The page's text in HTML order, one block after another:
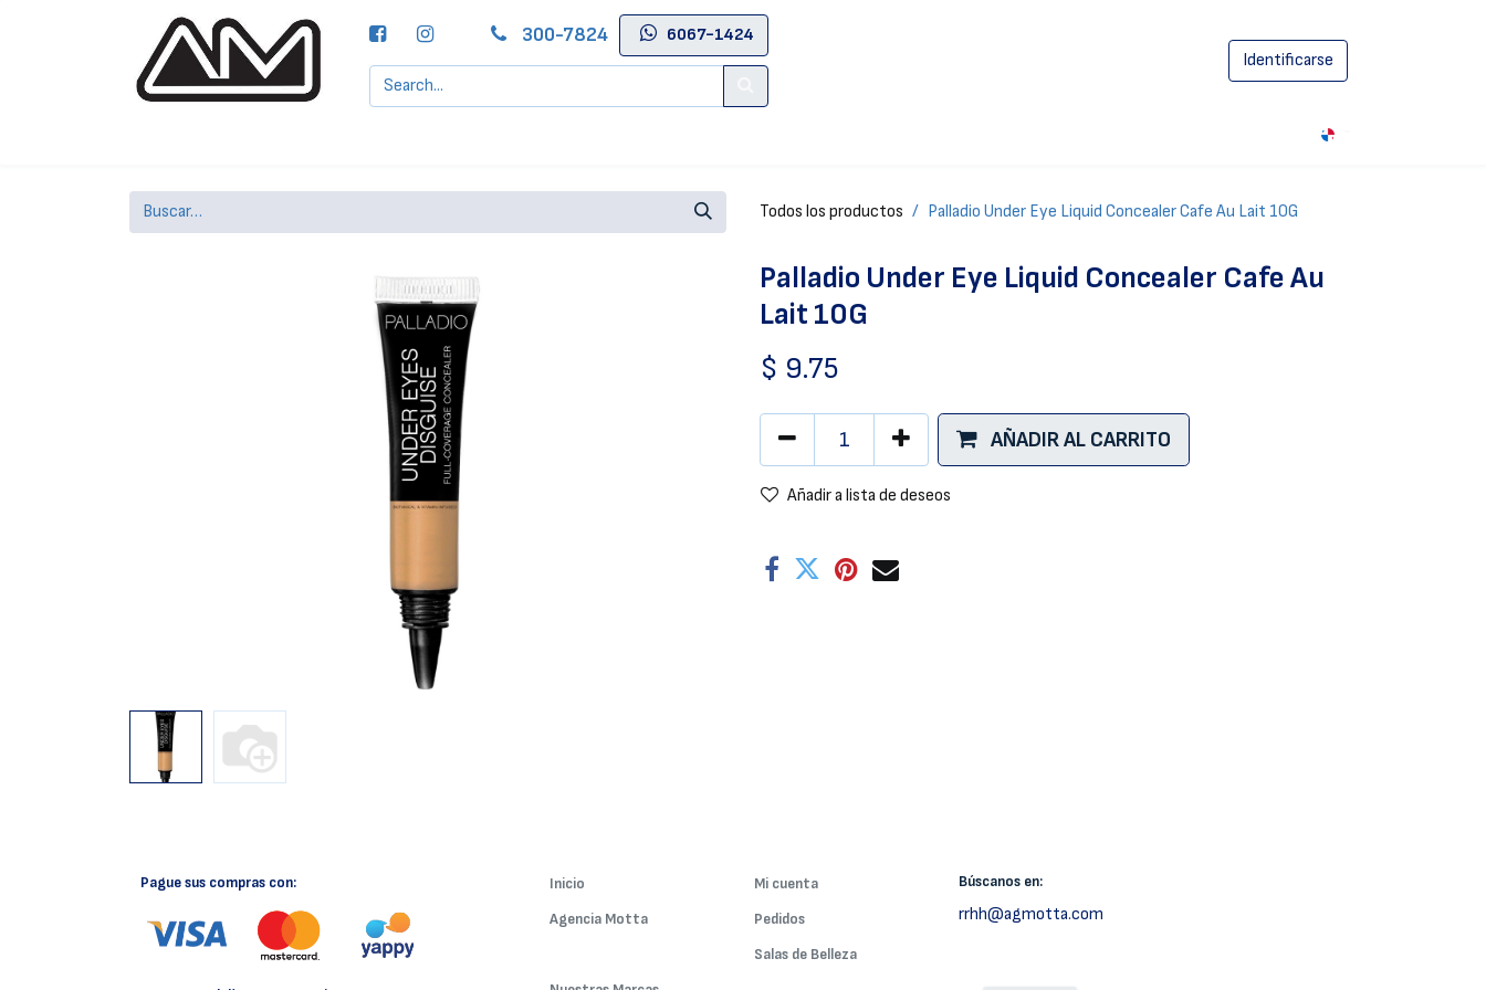
300-7824
6067-1424
Identificarse
Todos los productos Palladio Under Eye Liquid Concealer Cafe Au Lait 10G
Palladio Under Eye Liquid Concealer Cafe Au
Lait 10G
$ 9.75
AÑADIR AL CARRITO
Añadir a lista de deseos
Pague sus compras con:
Inicio
Agencia Motta
Mi cuenta
Pedidos
Salas de Belleza
Búscanos en:
rrhh@agmotta.com